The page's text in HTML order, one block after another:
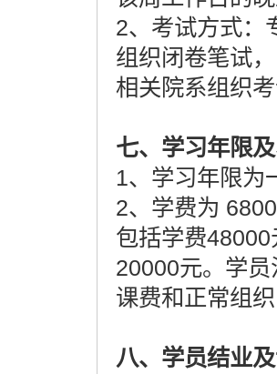
2、考试方式：
组织闭卷笔试
相关院系组织
七、学习年限
1、学习年限为
2、学费为
包括学费
20000元。学
课费和正常组
八、学员结业